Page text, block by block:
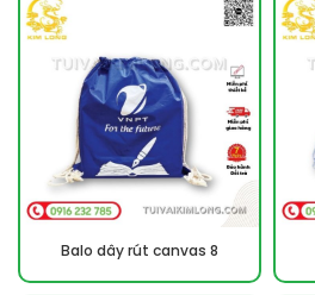
Balo dây rút canvas 8